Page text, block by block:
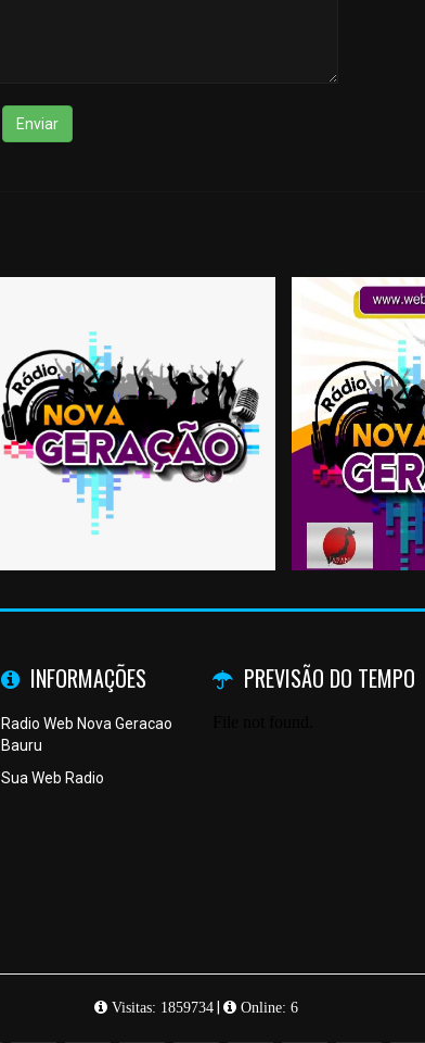
Enviar
INFORMAÇÕES
Radio Web Nova Geracao
Bauru
Sua Web Radio
PREVISÃO DO TEMPO
Visitas: 1859734 | Online: 6